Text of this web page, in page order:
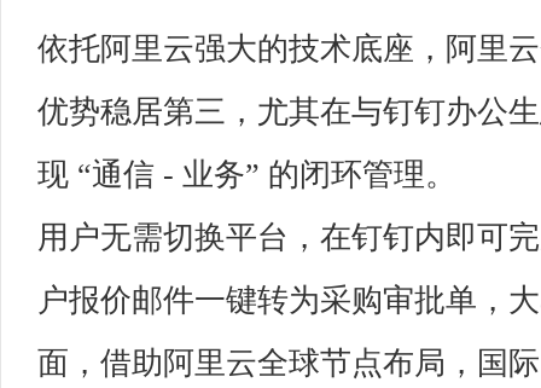
依托阿里云强大的技术底座，阿里
优势稳居第三，尤其在与钉钉办公
现 “通信 - 业务” 的闭环管理。
用户无需切换平台，在钉钉内即可
户报价邮件一键转为采购审批单，
面，借助阿里云全球节点布局，国